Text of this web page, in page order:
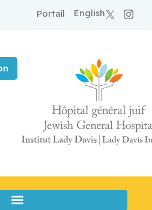
English
Portail